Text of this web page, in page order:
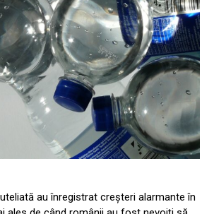
au înregistrat creșteri alarmante în